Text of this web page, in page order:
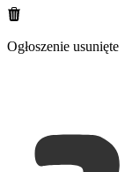
Ogłoszenie usunięte